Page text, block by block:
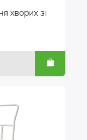
хворих зі